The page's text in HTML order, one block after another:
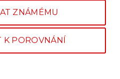
ZNÁMÉMU
K POROVNÁNÍ